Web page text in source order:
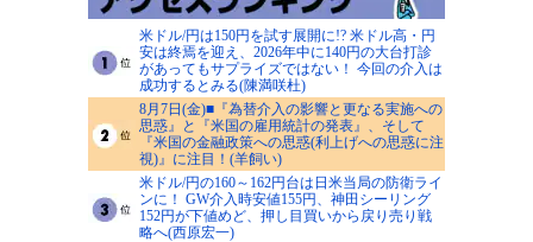
米ドル/円は150円を試す展開に!? 米ドル高・円
安は終焉を迎え、2026年中に140円の大台打診
があってもサプライズではない！ 今回の介入は
成功するとみる(陳満咲杜)
8月7日(金)■『為替介入の影響と更なる実施への
思惑』と『米国の雇用統計の発表』、そして
『米国の金融政策への思惑(利上げへの思惑に注
視)』に注目！(羊飼い)
米ドル/円の160～162円台は日米当局の防衛ライ
ンに！ GW介入時安値155円、神田シーリング
152円が下値めど、押し目買いから戻り売り戦
略へ(西原宏一)